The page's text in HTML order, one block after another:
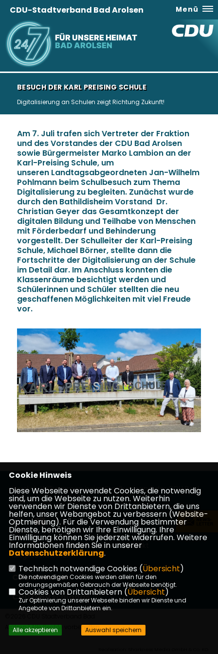
FÜR UNSERE HEIMAT
BAD AROLSEN
CDU-Stadtverband Bad Arolsen Menü
BESUCH DER KARL PREISING SCHULE
Digitalisierung an Schulen zeigt Richtung Zukunft!
Am 7. Juli trafen sich Vertreter der Fraktion
und des Vorstandes der CDU Bad Arolsen
sowie Bürgermeister Marko Lambion an der
Karl-Preising Schule, um
unseren Landtagsabgeordneten Jan-Wilhelm
Pohlmann beim Schulbesuch zum Thema
Digitalisierung zu begleiten. Zunächst wurde
durch den Bathildisheim Vorstand Dr.
Christian Geyer das Gesamtkonzept der
digitalen Bildung und Teilhabe von Menschen
mit Förderbedarf und Behinderung
vorgestellt. Der Schulleiter der Karl-Preising
Schule, Michael Börner, stellte dann die
Fortschritte der Digitalisierung an der Schule
im Detail dar. Im Anschluss konnten die
Klassenräume besichtigt werden und
Schülerinnen und Schüler stellten die neu
geschaffenen Möglichkeiten mit viel Freude
vor.
Herzlich Willkommen beim Stadtverband der CDU Bad
Arolsen
Impressum Datenschutz
Kontakt
Mitgliederbereich
CDU in Hessen
CDU Deutschlands
Arolsen | Alle Rechte vorbehalten.
Cookie Hinweis
Diese Webseite verwendet Cookies, die notwendig
sind, um die Webseite zu nutzen. Weiterhin
verwenden wir Dienste von Drittanbietern, die uns
helfen, unser Webangebot zu verbessern (Website-
Optmierung). Für die Verwendung bestimmter
Dienste, benötigen wir Ihre Einwilligung. Ihre
Einwilligung können Sie jederzeit widerrufen. Weitere
Informationen finden Sie in unserer
Datenschutzerklärung.
Technisch notwendige Cookies (Übersicht)
Die notwendigen Cookies werden allein für den
ordnungsgemäßen Gebrauch der Webseite benötigt.
Cookies von Drittanbietern (Übersicht)
Zur Optimierung unserer Webseite binden wir Dienste und
Angebote von Drittanbietern ein.
Alle akzeptieren Auswahl speichern